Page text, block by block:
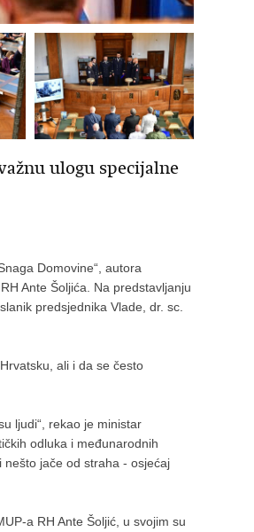
ulogu specijalne
Domovine“, autora
Ante Šoljića. Na predstavljanju
predsjednika Vlade, dr. sc.
ali i da se često
ljudi“, rekao je ministar
odluka i međunarodnih
nešto jače od straha - osjećaj
a RH Ante Šoljić, u svojim su